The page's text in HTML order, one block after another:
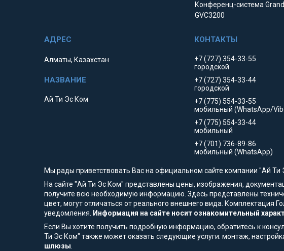
Конференц-система
GVC3200
Алматы, Казахстан
Ай Ти Эс Ком
+7 (727) 354-33-55
городской
+7 (727) 354-33-44
городской
+7 (775) 554-33-55
мобильный (WhatsApp/
+7 (775) 554-33-44
мобильный
+7 (701) 736-89-86
мобильный (WhatsApp)
Мы рады приветствовать Вас на официальном сайте компании "Ай
На сайте "Ай Ти Эс Ком" представлены цены, изображения,
получите всю необходимую информацию. Здесь представлены
цвет, могут отличаться от реального внешнего вида.
уведомления. Информация на сайте носит ознакомительный
Если Вы хотите получить подробную информацию, обратитесь к
Ти Эс Ком" также может оказать следующие услуги: монтаж,
шлюзы.